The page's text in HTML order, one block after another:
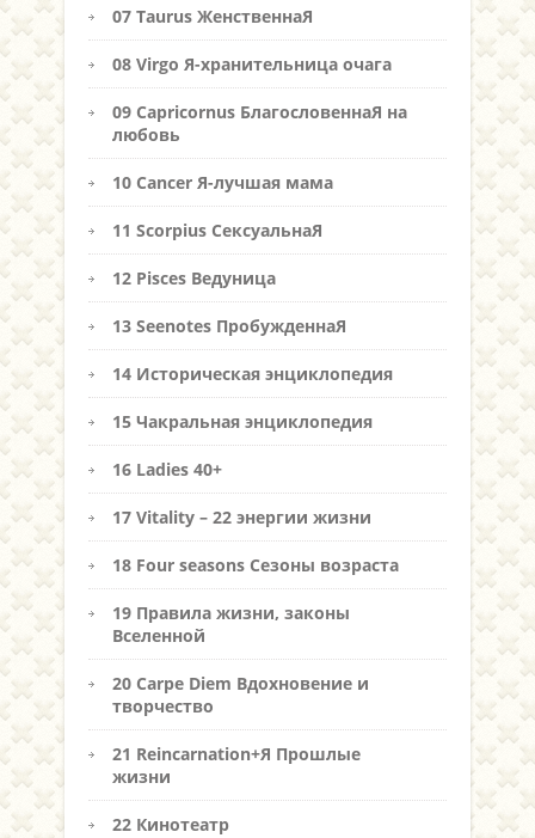
07 Taurus ЖенственнаЯ
08 Virgo Я-хранительница очага
09 Capricornus БлагословеннаЯ на
любовь
10 Cancer Я-лучшая мама
11 Scorpius СексуальнаЯ
12 Pisces Ведуница
13 Seenotes ПробужденнаЯ
14 Историческая энциклопедия
15 Чакральная энциклопедия
16 Ladies 40+
17 Vitality – 22 энергии жизни
18 Four seasons Сезоны возраста
19 Правила жизни, законы
Вселенной
20 Carpe Diem Вдохновение и
творчество
21 Reincarnation+Я Прошлые
жизни
22 Кинотеатр